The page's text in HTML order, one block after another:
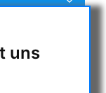
uns
&